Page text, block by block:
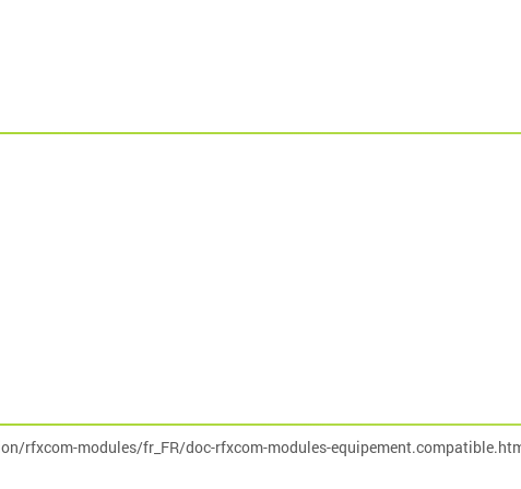
rfxcom-modules/fr_FR/doc-rfxcom-modules-